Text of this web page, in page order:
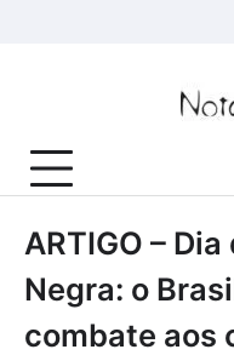
ARTIGO –
Negra: o
combate aos